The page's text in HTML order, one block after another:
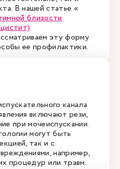
В нашей статье «
близости
эту форму
ее профилактики.
канала
включают рези,
при мочеиспускании.
могут быть
так и с
например,
процедур или травм.